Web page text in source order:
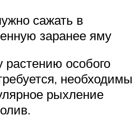
сажать в
заранее яму
особого
необходимы
рыхление